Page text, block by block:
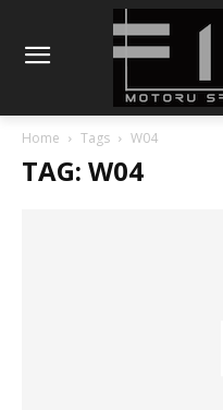
Home Tags W04
TAG: W04